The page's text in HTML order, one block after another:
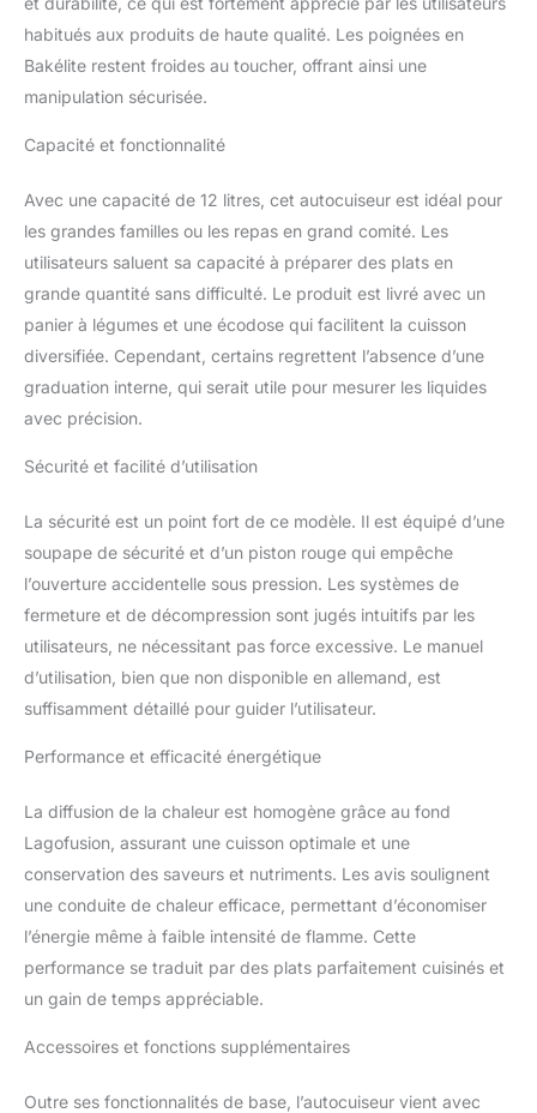
Fond Lagofusion :
équipé d'un fond de
haute épaisseur avec
chaleur et empêche les
Poignées en bakélite : les
poignées reprennent le
design du premier
autocuiseur Lagostina de
bakélite anti-brûlure
Sécurité : équipée de 5
souci ; garantie de 25
habitués aux produits de haute qualité. Les poignées en
Bakélite restent froides au toucher, offrant ainsi une
manipulation sécurisée.
Capacité et fonctionnalité
Avec une capacité de 12 litres, cet autocuiseur est idéal pour
les grandes familles ou les repas en grand comité. Les
utilisateurs saluent sa capacité à préparer des plats en
grande quantité sans difficulté. Le produit est livré avec un
panier à légumes et une écodose qui facilitent la cuisson
diversifiée. Cependant, certains regrettent l’absence d’une
graduation interne, qui serait utile pour mesurer les liquides
avec précision.
Sécurité et facilité d’utilisation
La sécurité est un point fort de ce modèle. Il est équipé d’une
soupape de sécurité et d’un piston rouge qui empêche
l’ouverture accidentelle sous pression. Les systèmes de
fermeture et de décompression sont jugés intuitifs par les
utilisateurs, ne nécessitant pas force excessive. Le manuel
d’utilisation, bien que non disponible en allemand, est
suffisamment détaillé pour guider l’utilisateur.
Performance et efficacité énergétique
La diffusion de la chaleur est homogène grâce au fond
Lagofusion, assurant une cuisson optimale et une
conservation des saveurs et nutriments. Les avis soulignent
une conduite de chaleur efficace, permettant d’économiser
l’énergie même à faible intensité de flamme. Cette
performance se traduit par des plats parfaitement cuisinés et
un gain de temps appréciable.
Accessoires et fonctions supplémentaires
Outre ses fonctionnalités de base, l’autocuiseur vient avec